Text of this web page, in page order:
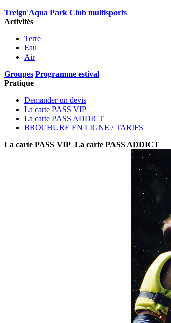
Treign'Aqua Park Club multisports
Activités
Terre
Eau
Air
Groupes Programme estival
Pratique
Demander un devis
La carte PASS VIP
La carte PASS ADDICT
BROCHURE EN LIGNE / TARIFS
La carte PASS VIP La carte PASS ADDICT